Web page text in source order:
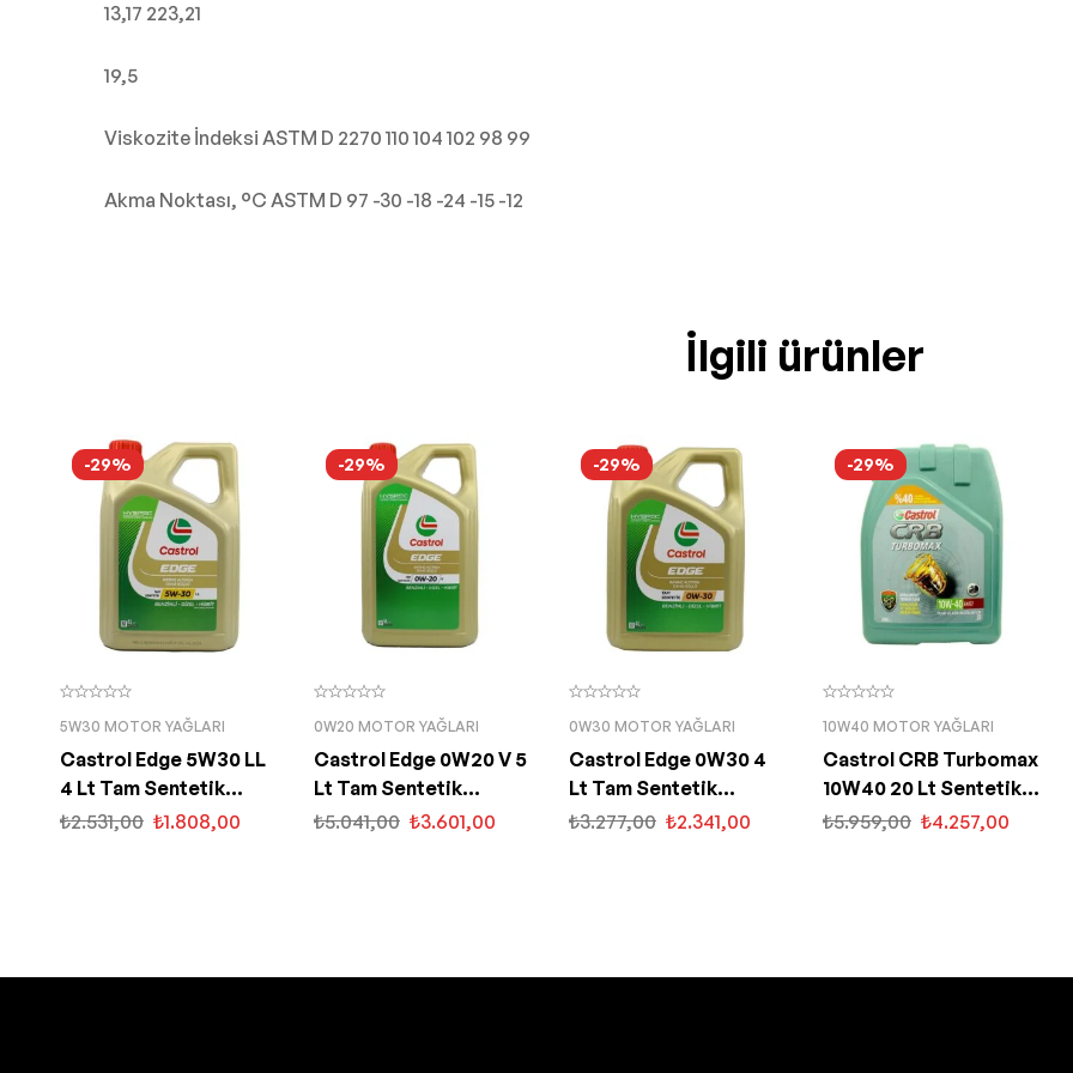
13,17 223,21
19,5
Viskozite İndeksi ASTM D 2270 110 104 102 98 99
Akma Noktası, °C ASTM D 97 -30 -18 -24 -15 -12
İlgili ürünler
-29%
5W30 MOTOR YAĞLARI
Castrol Edge 5W30 LL
4 Lt Tam Sentetik
Partiküllü Motor Yağı
₺2.531,00 ₺1.808,00
-29%
0W20 MOTOR YAĞLARI
Castrol Edge 0W20 V 5
Lt Tam Sentetik
Partiküllü Motor Yağı
₺5.041,00 ₺3.601,00
-29%
0W30 MOTOR YAĞLARI
Castrol Edge 0W30 4
Lt Tam Sentetik
Partiküllü Motor Yağı
₺3.277,00 ₺2.341,00
-29%
10W40 MOTOR YAĞLARI
Castrol CRB Turbomax
10W40 20 Lt Sentetik
Motor Yağı
₺5.959,00 ₺4.257,00